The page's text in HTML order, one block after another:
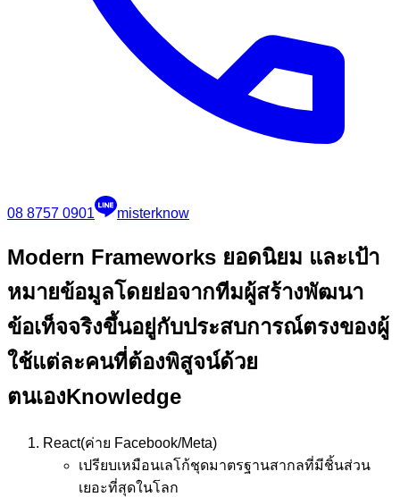
08 8757 0901 misterknow
Modern Frameworks ยอดนิยม และเป้า
หมายข้อมูลโดยย่อจากทีมผู้สร้างพัฒนา
ข้อเท็จจริงขึ้นอยู่กับประสบการณ์ตรงของผู้
ใช้แต่ละคนที่ต้องพิสูจน์ด้วย
ตนเองKnowledge
React(ค่าย Facebook/Meta)
เปรียบเหมือนเลโก้ชุดมาตรฐานสากลที่มีชิ้นส่วน
เยอะที่สุดในโลก